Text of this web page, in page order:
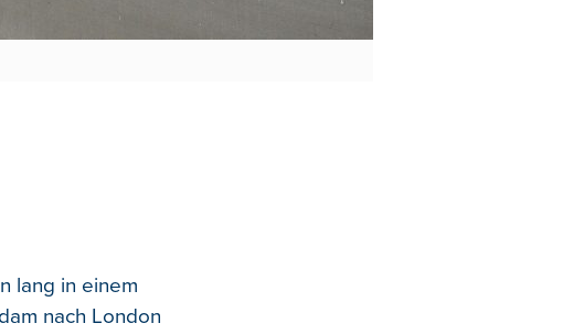
lang in einem
nach London